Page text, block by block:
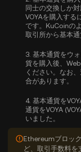
同士の交換しか
VOYAを購入する
です。KuCoinの
取引所から基本通
3. 基本通貨をウ
貨を購入後、
ください。なお
合があります。
4. 基本通貨を
通貨をVOYA
いました。
Ethereumブロッ
ど、取引手数料